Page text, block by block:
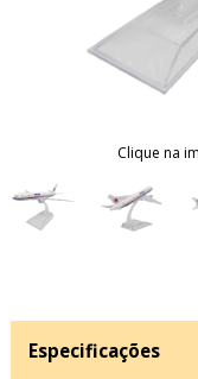
Clique na
Especificações